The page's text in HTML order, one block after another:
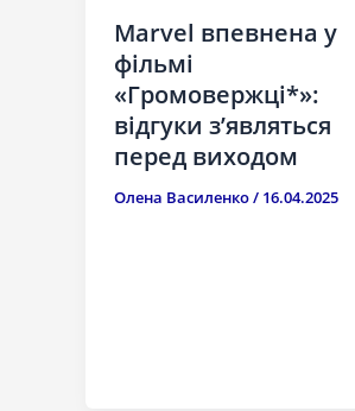
Marvel впевнена у
фільмі
«Громовержці*»:
відгуки з’являться
перед виходом
Олена Василенко/ 16.04.2025